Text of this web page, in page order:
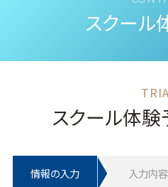
スクール
スクール体験
情報の入力 入力内